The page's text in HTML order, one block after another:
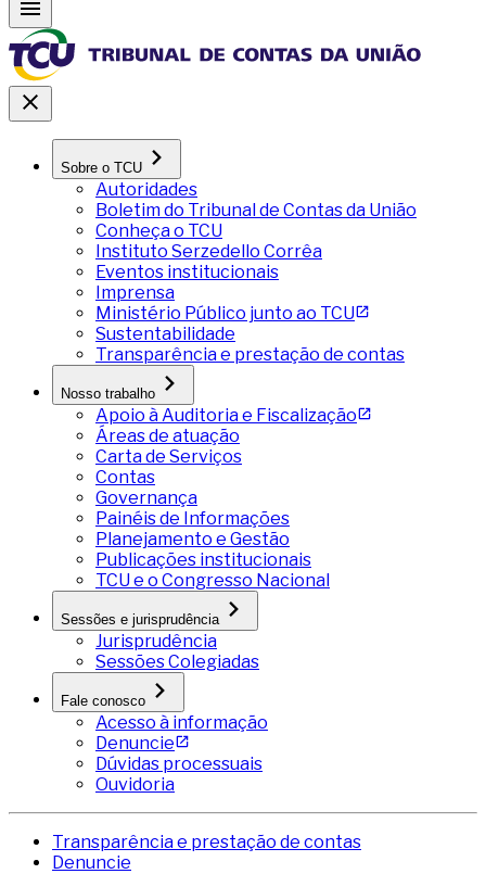
Sobre o TCU
Autoridades
Boletim do Tribunal de Contas da União
Conheça o TCU
Instituto Serzedello Corrêa
Eventos institucionais
Imprensa
Ministério Público junto ao TCU
Sustentabilidade
Transparência e prestação de contas
Nosso trabalho
Apoio à Auditoria e Fiscalização
Áreas de atuação
Carta de Serviços
Contas
Governança
Painéis de Informações
Planejamento e Gestão
Publicações institucionais
TCU e o Congresso Nacional
Sessões e jurisprudência
Jurisprudência
Sessões Colegiadas
Fale conosco
Acesso à informação
Denuncie
Dúvidas processuais
Ouvidoria
Transparência e prestação de contas
Denuncie